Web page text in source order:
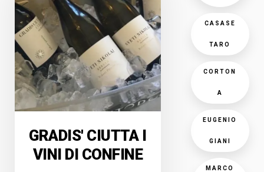
GRADIS' CIUTTA I
VINI DI CONFINE
CASASE
TARO
CORTON
A
EUGENIO
GIANI
MARCO